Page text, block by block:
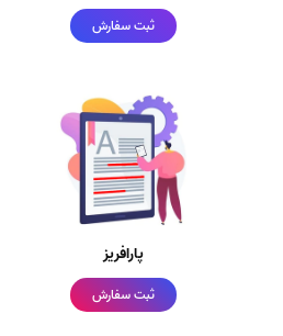
ثبت سفارش
پارافریز
ثبت سفارش